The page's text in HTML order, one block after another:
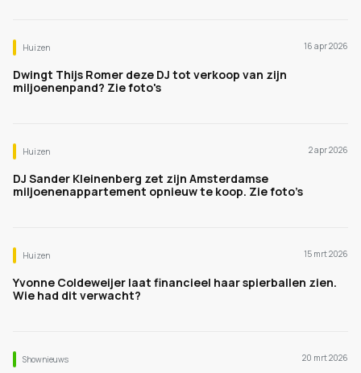
Huizen 16 apr 2026
Dwingt Thijs Romer deze DJ tot verkoop van zijn
miljoenenpand? Zie foto's
Huizen 2 apr 2026
DJ Sander Kleinenberg zet zijn Amsterdamse
miljoenenappartement opnieuw te koop. Zie foto’s
Huizen 15 mrt 2026
Yvonne Coldeweijer laat financieel haar spierballen zien.
Wie had dit verwacht?
Shownieuws 20 mrt 2026